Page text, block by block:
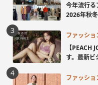
今年流行
2026年秋
ファッショ
【PEACH
す。最新ビ
ファッショ